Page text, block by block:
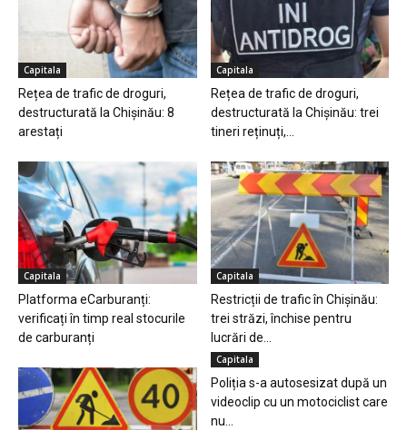
Capitala
Rețea de trafic de droguri,
destructurată la Chișinău: 8
arestați
Capitala
Rețea de trafic de droguri,
destructurată la Chișinău: trei
tineri reținuți,...
Capitala
Platforma eCarburanți:
verificați în timp real stocurile
de carburanți
Capitala
Restricții de trafic în Chișinău:
trei străzi, închise pentru
lucrări de...
Capitala
Poliția s-a autosesizat după un
videoclip cu un motociclist care
nu...